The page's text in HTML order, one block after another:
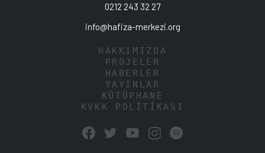
0212 243 32 27
info@hafiza-merkezi.org
HAKKIMIZDA
PROJELER
HABERLER
YAYINLAR
KÜTÜPHANE
KVKK POLİTİKASI